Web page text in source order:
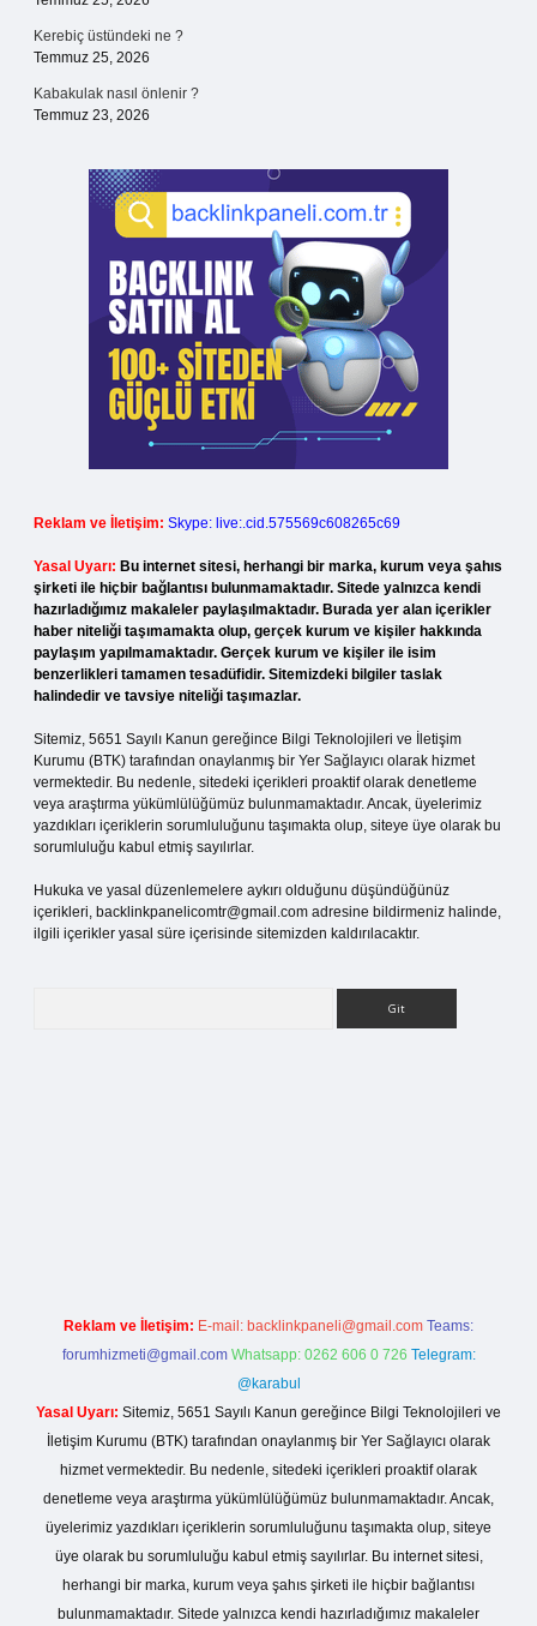
Kerebiç üstündeki ne ?
Temmuz 25, 2026
Kabakulak nasıl önlenir ?
Temmuz 23, 2026
Reklam ve İletişim: Skype: live:.cid.575569c608265c69
Yasal Uyarı: Bu internet sitesi, herhangi bir marka, kurum veya şahıs
şirketi ile hiçbir bağlantısı bulunmamaktadır. Sitede yalnızca kendi
hazırladığımız makaleler paylaşılmaktadır. Burada yer alan içerikler
haber niteliği taşımamakta olup, gerçek kurum ve kişiler hakkında
paylaşım yapılmamaktadır. Gerçek kurum ve kişiler ile isim
benzerlikleri tamamen tesadüfidir. Sitemizdeki bilgiler taslak
halindedir ve tavsiye niteliği taşımazlar.
Sitemiz, 5651 Sayılı Kanun gereğince Bilgi Teknolojileri ve İletişim
Kurumu (BTK) tarafından onaylanmış bir Yer Sağlayıcı olarak hizmet
vermektedir. Bu nedenle, sitedeki içerikleri proaktif olarak denetleme
veya araştırma yükümlülüğümüz bulunmamaktadır. Ancak, üyelerimiz
yazdıkları içeriklerin sorumluluğunu taşımakta olup, siteye üye olarak bu
sorumluluğu kabul etmiş sayılırlar.
Hukuka ve yasal düzenlemelere aykırı olduğunu düşündüğünüz
içerikleri, backlinkpanelicomtr@gmail.com adresine bildirmeniz halinde,
ilgili içerikler yasal süre içerisinde sitemizden kaldırılacaktır.
Reklam ve İletişim: E-mail: backlinkpaneli@gmail.com Teams:
forumhizmeti@gmail.com Whatsapp: 0262 606 0 726 Telegram:
@karabul
Yasal Uyarı: Sitemiz, 5651 Sayılı Kanun gereğince Bilgi Teknolojileri ve
İletişim Kurumu (BTK) tarafından onaylanmış bir Yer Sağlayıcı olarak
hizmet vermektedir. Bu nedenle, sitedeki içerikleri proaktif olarak
denetleme veya araştırma yükümlülüğümüz bulunmamaktadır. Ancak,
üyelerimiz yazdıkları içeriklerin sorumluluğunu taşımakta olup, siteye
üye olarak bu sorumluluğu kabul etmiş sayılırlar. Bu internet sitesi,
herhangi bir marka, kurum veya şahıs şirketi ile hiçbir bağlantısı
bulunmamaktadır. Sitede yalnızca kendi hazırladığımız makaleler